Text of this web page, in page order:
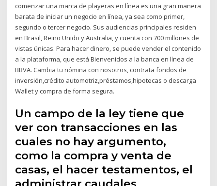
comenzar una marca de playeras en línea es una gran manera
barata de iniciar un negocio en línea, ya sea como primer,
segundo o tercer negocio. Sus audiencias principales residen
en Brasil, Reino Unido y Australia, y cuenta con 700 millones de
vistas únicas. Para hacer dinero, se puede vender el contenido
a la plataforma, que está Bienvenidos a la banca en línea de
BBVA. Cambia tu nómina con nosotros, contrata fondos de
inversión,crédito automotriz,préstamos,hipotecas o descarga
Wallet y compra de forma segura.
Un campo de la ley tiene que
ver con transacciones en las
cuales no hay argumento,
como la compra y venta de
casas, el hacer testamentos, el